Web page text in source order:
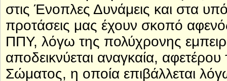
στις Ένοπλες Δυνάμεις και στα
προτάσεις μας έχουν σκοπό
ΠΠΥ, λόγω της πολύχρονης
αποδεικνύεται αναγκαία,
Σώματος, η οποία επιβάλλεται